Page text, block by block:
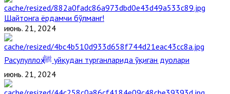
Шайтонга ёрдамчи бўлманг!
июнь. 21, 2024
Расулуллоҳ ﷺ уйқудан турганларида ўқиган дуолари
июнь. 21, 2024